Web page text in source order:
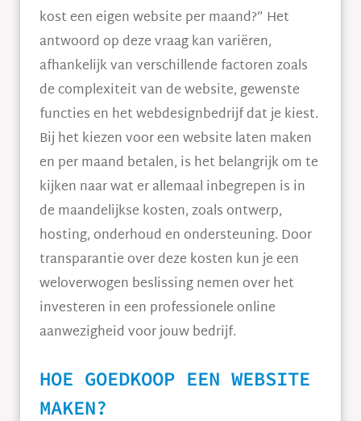
kost een eigen website per maand?” Het
antwoord op deze vraag kan variëren,
afhankelijk van verschillende factoren zoals
de complexiteit van de website, gewenste
functies en het webdesignbedrijf dat je kiest.
Bij het kiezen voor een website laten maken
en per maand betalen, is het belangrijk om te
kijken naar wat er allemaal inbegrepen is in
de maandelijkse kosten, zoals ontwerp,
hosting, onderhoud en ondersteuning. Door
transparantie over deze kosten kun je een
weloverwogen beslissing nemen over het
investeren in een professionele online
aanwezigheid voor jouw bedrijf.
HOE GOEDKOOP EEN WEBSITE
MAKEN?